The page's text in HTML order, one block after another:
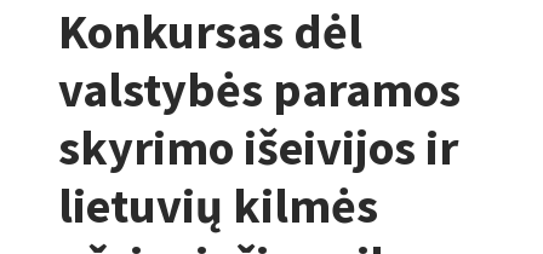
Konkursas dėl
valstybės paramos
skyrimo išeivijos ir
lietuvių kilmės